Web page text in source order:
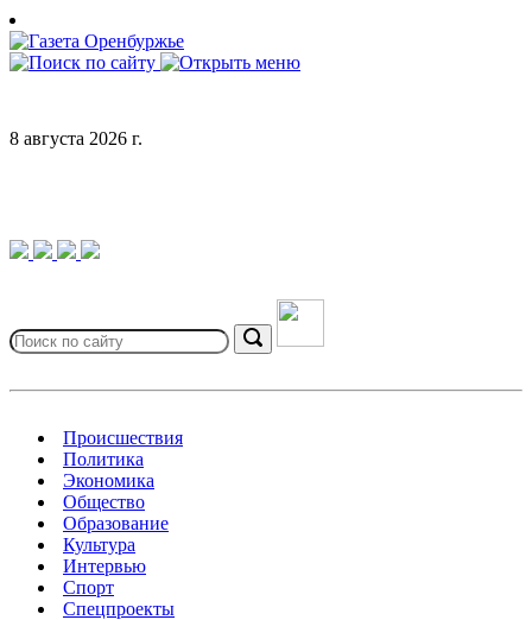
Skip
to
content
8 августа 2026 г.
for:
Search
Происшествия
Политика
Экономика
Общество
Образование
Культура
Интервью
Спорт
Спецпроекты